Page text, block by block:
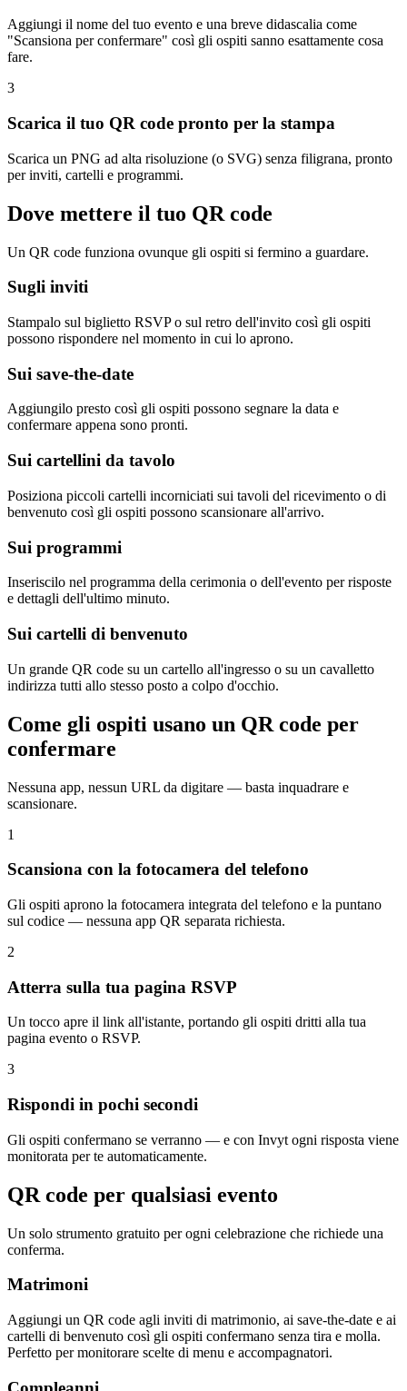
Aggiungi il nome del tuo evento e una breve didascalia come
"Scansiona per confermare" così gli ospiti sanno esattamente cosa
fare.
3
Scarica il tuo QR code pronto per la stampa
Scarica un PNG ad alta risoluzione (o SVG) senza filigrana, pronto
per inviti, cartelli e programmi.
Dove mettere il tuo QR code
Un QR code funziona ovunque gli ospiti si fermino a guardare.
Sugli inviti
Stampalo sul biglietto RSVP o sul retro dell'invito così gli ospiti
possono rispondere nel momento in cui lo aprono.
Sui save-the-date
Aggiungilo presto così gli ospiti possono segnare la data e
confermare appena sono pronti.
Sui cartellini da tavolo
Posiziona piccoli cartelli incorniciati sui tavoli del ricevimento o di
benvenuto così gli ospiti possono scansionare all'arrivo.
Sui programmi
Inseriscilo nel programma della cerimonia o dell'evento per risposte
e dettagli dell'ultimo minuto.
Sui cartelli di benvenuto
Un grande QR code su un cartello all'ingresso o su un cavalletto
indirizza tutti allo stesso posto a colpo d'occhio.
Come gli ospiti usano un QR code per
confermare
Nessuna app, nessun URL da digitare — basta inquadrare e
scansionare.
1
Scansiona con la fotocamera del telefono
Gli ospiti aprono la fotocamera integrata del telefono e la puntano
sul codice — nessuna app QR separata richiesta.
2
Atterra sulla tua pagina RSVP
Un tocco apre il link all'istante, portando gli ospiti dritti alla tua
pagina evento o RSVP.
3
Rispondi in pochi secondi
Gli ospiti confermano se verranno — e con Invyt ogni risposta viene
monitorata per te automaticamente.
QR code per qualsiasi evento
Un solo strumento gratuito per ogni celebrazione che richiede una
conferma.
Matrimoni
Aggiungi un QR code agli inviti di matrimonio, ai save-the-date e ai
cartelli di benvenuto così gli ospiti confermano senza tira e molla.
Perfetto per monitorare scelte di menu e accompagnatori.